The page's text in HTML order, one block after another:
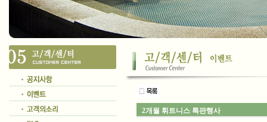
2개월 휘트니스 특판행사